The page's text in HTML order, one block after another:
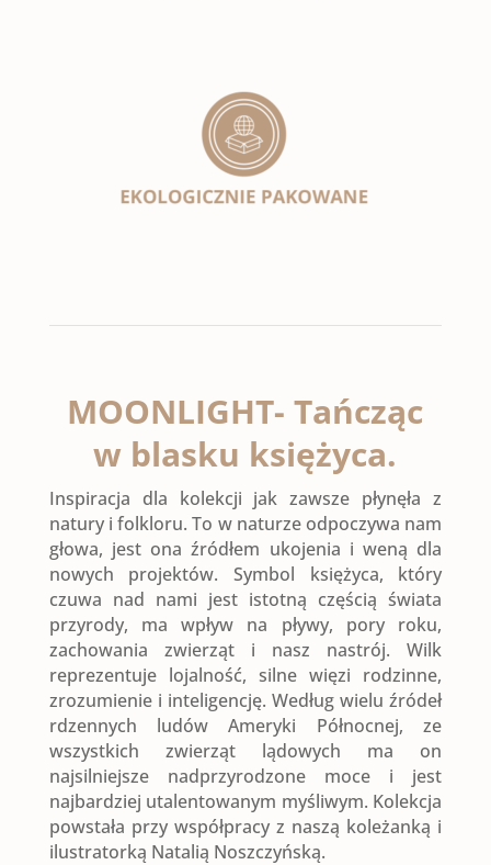
MOONLIGHT-Tańcząc
w blasku księżyca.
Inspiracja dla kolekcji jak zawsze płynęła z
natury i folkloru. To w naturze odpoczywa nam
głowa, jest ona źródłem ukojenia i weną dla
nowych projektów. Symbol księżyca, który
czuwa nad nami jest istotną częścią świata
przyrody, ma wpływ na pływy, pory roku,
zachowania zwierząt i nasz nastrój. Wilk
reprezentuje lojalność, silne więzi rodzinne,
zrozumienie i inteligencję. Według wielu źródeł
rdzennych ludów Ameryki Północnej, ze
wszystkich zwierząt lądowych ma on
najsilniejsze nadprzyrodzone moce i jest
najbardziej utalentowanym myśliwym. Kolekcja
powstała przy współpracy z naszą koleżanką i
ilustratorką Natalią Noszczyńską.